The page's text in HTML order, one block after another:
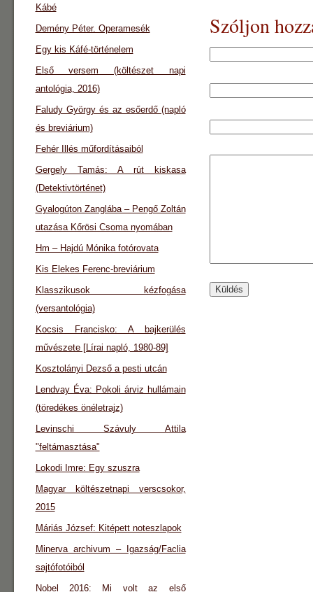
Szóljon
Kábé
Demény Péter. Operamesék
Egy kis Káfé-történelem
Első versem (költészet napi
antológia, 2016)
Faludy György és az esőerdő (napló
és breviárium)
Fehér Illés műfordításaiból
Gergely Tamás: A rút kiskasa
(Detektivtörténet)
Gyalogúton Zanglába – Pengő Zoltán
utazása Kőrösi Csoma nyomában
Hm – Hajdú Mónika fotórovata
Kis Elekes Ferenc-breviárium
Klasszikusok kézfogása
(versantológia)
Kocsis Francisko: A bajkerülés
művészete [Lírai napló, 1980-89]
Kosztolányi Dezső a pesti utcán
Lendvay Éva: Pokoli árviz hullámain
(töredékes önéletrajz)
Levinschi Szávuly Attila
"feltámasztása"
Lokodi Imre: Egy szuszra
Magyar költészetnapi verscsokor,
2015
Máriás József: Kitépett noteszlapok
Minerva archivum – Igazság/Faclia
sajtófotóiból
Nobel 2016: Mi volt az első